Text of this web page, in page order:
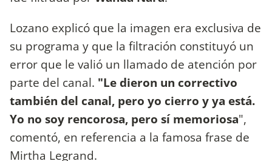
Lozano explicó que la imagen era exclusiva de
su programa y que la filtración constituyó un
error que le valió un llamado de atención por
parte del canal. "Le dieron un correctivo
también del canal, pero yo cierro y ya está.
Yo no soy rencorosa, pero sí memoriosa",
comentó, en referencia a la famosa frase de
Mirtha Legrand.